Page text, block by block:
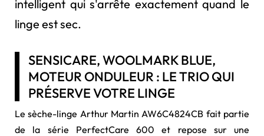
intelligent qui s'arrête exactement quand le
linge est sec.
SENSICARE, WOOLMARK BLUE,
MOTEUR ONDULEUR : LE TRIO QUI
PRÉSERVE VOTRE LINGE
Le sèche-linge Arthur Martin AW6C4824CB fait partie
de la série PerfectCare 600 et repose sur une